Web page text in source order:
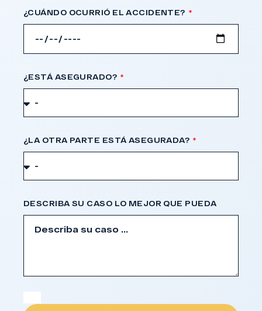
¿CUÁNDO OCURRIÓ EL ACCIDENTE?
¿ESTÁ ASEGURADO?
¿LA OTRA PARTE ESTÁ ASEGURADA?
DESCRIBA SU CASO LO MEJOR QUE PUEDA